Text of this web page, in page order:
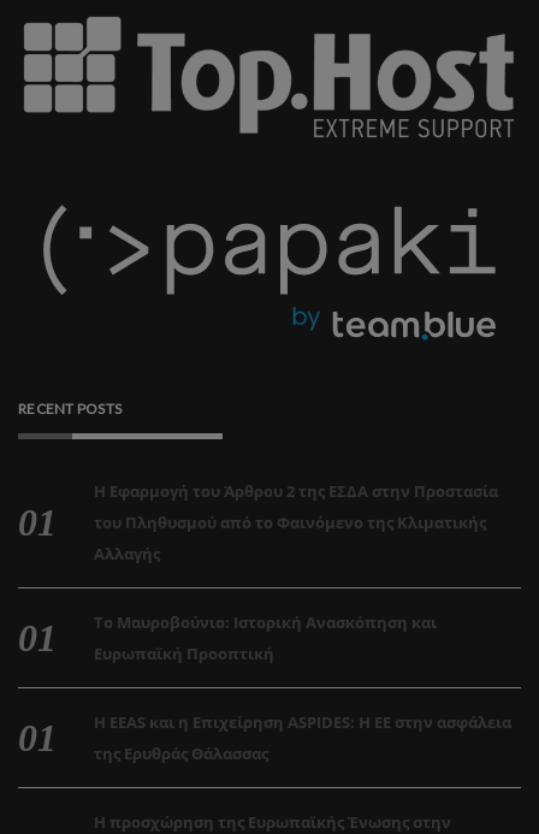
RECENT POSTS
Η Εφαρμογή του Άρθρου 2 της ΕΣΔΑ στην Προστασία
του Πληθυσμού από το Φαινόμενο της Κλιματικής
Αλλαγής
Το Μαυροβούνιο: Ιστορική Ανασκόπηση και
Ευρωπαϊκή Προοπτική
Η EEAS και η Επιχείρηση ASPIDES: Η ΕΕ στην ασφάλεια
της Ερυθράς Θάλασσας
Η προσχώρηση της Ευρωπαϊκής Ένωσης στην